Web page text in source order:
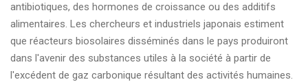
antibiotiques, des hormones de croissance ou des additifs
alimentaires. Les chercheurs et industriels japonais estiment
que réacteurs biosolaires disséminés dans le pays produiront
dans l'avenir des substances utiles à la société à partir de
l'excédent de gaz carbonique résultant des activités humaines.